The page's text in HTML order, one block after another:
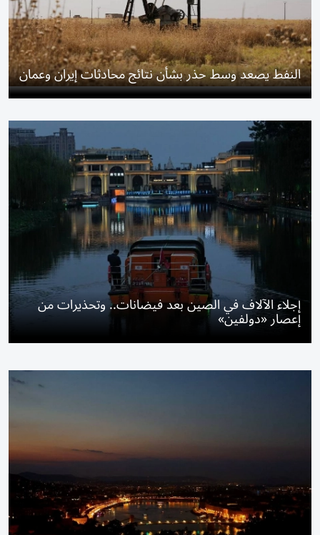
النفط يصعد وسط حذر بشأن نتائج محادثات إيران وعمان
إجلاء الآلاف في الصين بعد فيضانات.. وتحذيرات من
إعصار «دولفين»